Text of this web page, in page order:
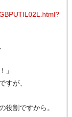
」
すが、
役割ですから。